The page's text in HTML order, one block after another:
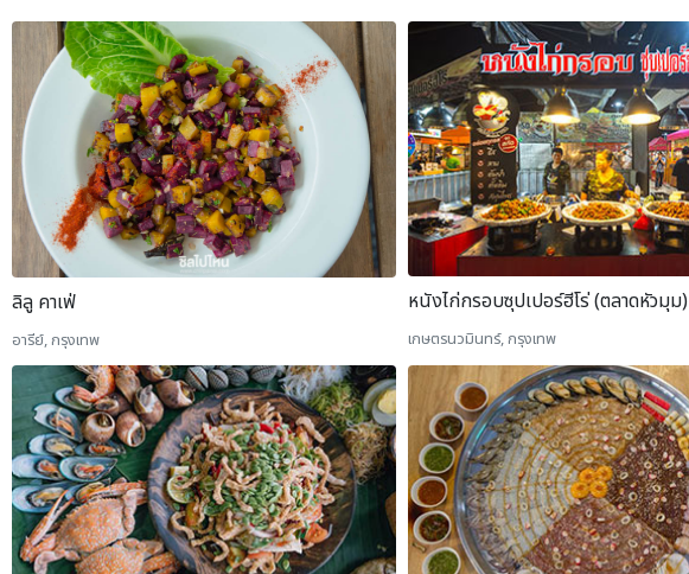
ลิลู คาเฟ่
อารีย์, กรุงเทพ
หนังไก่กรอบซุปเปอร์ฮีโร่ (ตลาดหัวมุม)
เกษตรนวมินทร์, กรุงเทพ